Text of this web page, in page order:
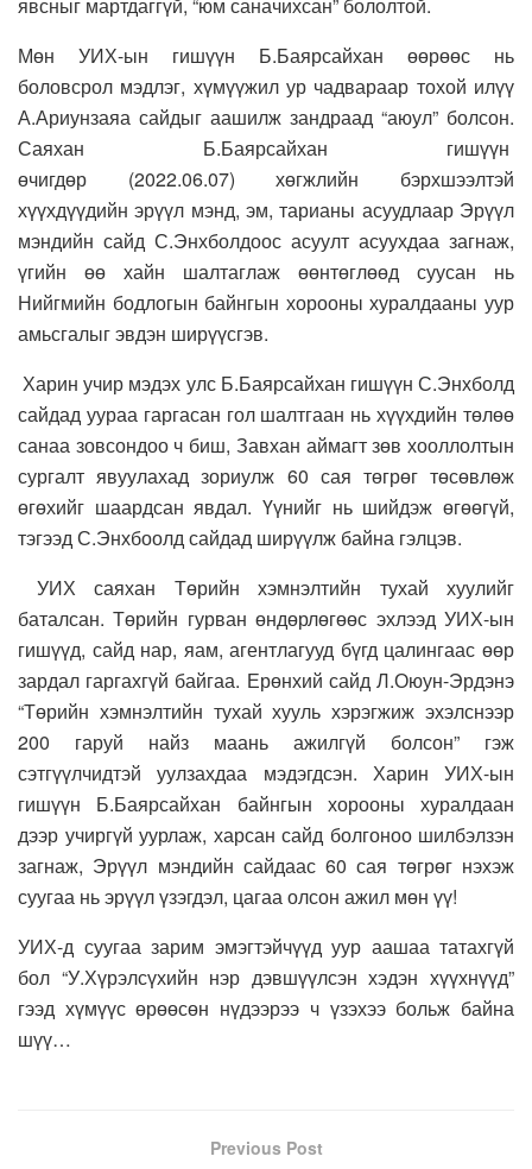
Мөн УИХ-ын гишүүн Б.Баярсайхан өөрөөс нь
боловсрол мэдлэг, хүмүүжил ур чадвараар тохой илүү
А.Ариунзаяа сайдыг аашилж зандраад “аюул” болсон.
Саяхан Б.Баярсайхан гишүүн
өчигдөр (2022.06.07) хөгжлийн бэрхшээлтэй
хүүхдүүдийн эрүүл мэнд, эм, тарианы асуудлаар Эрүүл
мэндийн сайд С.Энхболдоос асуулт асуухдаа загнаж,
үгийн өө хайн шалтаглаж өөнтөглөөд суусан нь
Нийгмийн бодлогын байнгын хорооны хуралдааны уур
амьсгалыг эвдэн ширүүсгэв.
Харин учир мэдэх улс Б.Баярсайхан гишүүн С.Энхболд
сайдад уураа гаргасан гол шалтгаан нь хүүхдийн төлөө
санаа зовсондоо ч биш, Завхан аймагт зөв хооллолтын
сургалт явуулахад зориулж 60 сая төгрөг төсөвлөж
өгөхийг шаардсан явдал. Үүнийг нь шийдэж өгөөгүй,
тэгээд С.Энхбоолд сайдад ширүүлж байна гэлцэв.
УИХ саяхан Төрийн хэмнэлтийн тухай хуулийг
баталсан. Төрийн гурван өндөрлөгөөс эхлээд УИХ-ын
гишүүд, сайд нар, яам, агентлагууд бүгд цалингаас өөр
зардал гаргахгүй байгаа. Ерөнхий сайд Л.Оюун-Эрдэнэ
“Төрийн хэмнэлтийн тухай хууль хэрэгжиж эхэлснээр
200 гаруй найз маань ажилгүй болсон” гэж
сэтгүүлчидтэй уулзахдаа мэдэгдсэн. Харин УИХ-ын
гишүүн Б.Баярсайхан байнгын хорооны хуралдаан
дээр учиргүй уурлаж, харсан сайд болгоноо шилбэлзэн
загнаж, Эрүүл мэндийн сайдаас 60 сая төгрөг нэхэж
суугаа нь эрүүл үзэгдэл, цагаа олсон ажил мөн үү!
УИХ-д суугаа зарим эмэгтэйчүүд уур аашаа татахгүй
бол “У.Хүрэлсүхийн нэр дэвшүүлсэн хэдэн хүүхнүүд”
гээд хүмүүс өрөөсөн нүдээрээ ч үзэхээ больж байна
шүү…
Previous Post